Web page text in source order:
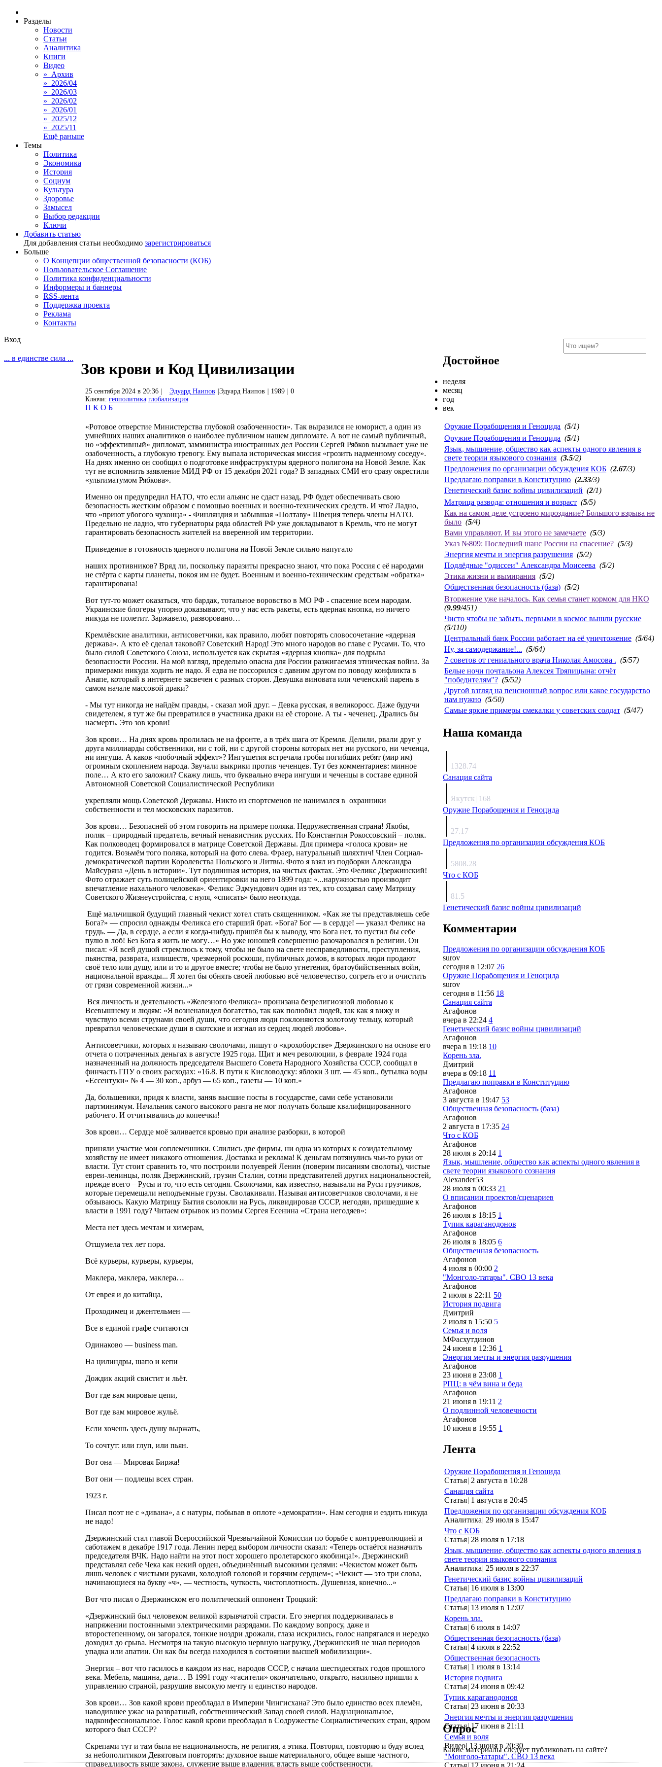
Разделы
Новости
Статьи
Аналитика
Книги
Видео
» Архив
» 2026/04
» 2026/03
» 2026/02
» 2026/01
» 2025/12
» 2025/11
Ещё раньше
Темы
Политика
Экономика
История
Социум
Культура
Здоровье
Замысел
Выбор редакции
Ключи
Добавить статью
Для добавления статьи необходимо зарегистрироваться
Больше
О Концепции общественной безопасности (КОБ)
Пользовательское Соглашение
Политика конфиденциальности
Информеры и баннеры
RSS-лента
Поддержка проекта
Реклама
Контакты
Вход
... в единстве сила ...
Зов крови и Код Цивилизации
25 сентября 2024 в 20:36 Эдуард Наипов Эдуард Наипов 1989
0
Ключи: геополитика глобализация
П К О Б
«Ротовое отверстие Министерства глубокой озабоченности». Так выразился не юморист, а один из
умнейших наших аналитиков о наиболее публичном нашем дипломате. А вот не самый публичный,
но «эффективный» дипломат, замминистра иностранных дел России Сергей Рябков вызывает уже не
озабоченность, а глубокую тревогу. Ему выпала историческая миссия «грозить надменному соседу».
На днях именно он сообщил о подготовке инфраструктуры ядерного полигона на Новой Земле. Как
тут не вспомнить заявление МИД РФ от 15 декабря 2021 года? В западных СМИ его сразу окрестили
«ультиматумом Рябкова».
Именно он предупредил НАТО, что если альянс не сдаст назад, РФ будет обеспечивать свою
безопасность жестким образом с помощью военных и военно-технических средств. И что? Ладно,
что «приют убогого чухонца» - Финляндия и забывшая «Полтаву» Швеция теперь члены НАТО.
Предельно не ладно, что губернаторы ряда областей РФ уже докладывают в Кремль, что не могут
гарантировать безопасность жителей на вверенной им территории.
Приведение в готовность ядерного полигона на Новой Земле сильно напугало
наших противников? Вряд ли, поскольку паразиты прекрасно знают, что пока Россия с её народами
не стёрта с карты планеты, покоя им не будет. Военным и военно-техническим средствам «обратка»
гарантирована!
Вот тут-то может оказаться, что бардак, тотальное воровство в МО РФ - спасение всем народам.
Украинские блогеры упорно доказывают, что у нас есть ракеты, есть ядерная кнопка, но ничего
никуда не полетит. Заржавело, разворовано…
Кремлёвские аналитики, антисоветчики, как правило, любят повторять словосочетание «ядерная
держава». А кто её сделал таковой? Советский Народ! Это много народов во главе с Русами. То, что
было силой Советского Союза, используется как скрытая «ядерная кнопка» для подрыва
безопасности России. На мой взгляд, предельно опасна для России разжигаемая этническая война. За
примерами никуда ходить не надо. Я едва не поссорился с давним другом по поводу конфликта в
Анапе, который в интернете засвечен с разных сторон. Девушка виновата или чеченский парень в
самом начале массовой драки?
- Мы тут никогда не найдём правды, - сказал мой друг. – Девка русская, я великоросс. Даже будучи
свидетелем, я тут же бы превратился в участника драки на её стороне. А ты - чеченец. Дрались бы
насмерть. Это зов крови!
Зов крови… На днях кровь пролилась не на фронте, а в трёх шага от Кремля. Делили, рвали друг у
друга миллиарды собственники, ни с той, ни с другой стороны которых нет ни русского, ни чеченца,
ни ингуша. А каков «побочный эффект»? Ингушетия встречала гробы погибших ребят (мир им)
огромным скоплением народа. Звучали выкрики против чеченцев. Тут без комментариев: минное
поле… А кто его заложил? Скажу лишь, что буквально вчера ингуши и чеченцы в составе единой
Автономной Советской Социалистической Республики
укрепляли мощь Советской Державы. Никто из спортсменов не нанимался в охранники
собственности и тел московских паразитов.
Зов крови… Безопасней об этом говорить на примере поляка. Недружественная страна! Якобы,
поляк – природный предатель, вечный ненавистник русских. Но Константин Рокоссовский – поляк.
Как полководец формировался в матрице Советской Державы. Для примера «голоса крови» не
годится. Возьмём того поляка, который на фото слева. Фраер, натуральный шляхтич! Член Социал-
демократической партии Королевства Польского и Литвы. Фото я взял из подборки Александра
Майсуряна «День в истории». Тут подлинная история, на чистых фактах. Это Феликс Дзержинский!
Фото отражает суть полицейской ориентировки на него 1899 года: «...наружностью производит
впечатление нахального человека». Феликс Эдмундович один из тех, кто создавал саму Матрицу
Советского Жизнеустройства, с нуля, «списать» было неоткуда.
Ещё мальчишкой будущий главный чекист хотел стать священником. «Как же ты представляешь себе
Бога?» — спросил однажды Феликса его старший брат. «Бога? Бог — в сердце! — указал Феликс на
грудь. — Да, в сердце, а если я когда-нибудь пришёл бы к выводу, что Бога нет, то пустил бы себе
пулю в лоб! Без Бога я жить не могу…» Но уже юношей совершенно разочаровался в религии. Он
писал: «Я всей душой стремлюсь к тому, чтобы не было на свете несправедливости, преступления,
пьянства, разврата, излишеств, чрезмерной роскоши, публичных домов, в которых люди продают
своё тело или душу, или и то и другое вместе; чтобы не было угнетения, братоубийственных войн,
национальной вражды... Я хотел бы обнять своей любовью всё человечество, согреть его и очистить
от грязи современной жизни...»
Вся личность и деятельность «Железного Феликса» пронизана безрелигиозной любовью к
Всевышнему и людям: «Я возненавидел богатство, так как полюбил людей, так как я вижу и
чувствую всеми струнами своей души, что сегодня люди поклоняются золотому тельцу, который
превратил человеческие души в скотские и изгнал из сердец людей любовь».
Антисоветчики, которых я называю сволочами, пишут о «крохоборстве» Дзержинского на основе его
отчета о потраченных деньгах в августе 1925 года. Щит и меч революции, в феврале 1924 года
назначенный на должность председателя Высшего Совета Народного Хозяйства СССР, сообщал в
финчасть ГПУ о своих расходах: «16.8. В пути к Кисловодску: яблоки 3 шт. — 45 коп., бутылка воды
«Ессентуки» № 4 — 30 коп., арбуз — 65 коп., газеты — 10 коп.»
Да, большевики, придя к власти, заняв высшие посты в государстве, сами себе установили
партминимум. Начальник самого высокого ранга не мог получать больше квалифицированного
рабочего. И отчитывались до копеечки!
Зов крови… Сердце моё заливается кровью при анализе разборки, в которой
приняли участие мои соплеменники. Слились две фирмы, ни одна из которых к созидательному
хозяйству не имеет никакого отношения. Доставка и реклама! К деньгам потянулись чьи-то руки от
власти. Тут стоит сравнить то, что построили полуеврей Ленин (поверим писаниям сволоты), чистые
евреи-ленинцы, поляк Дзержинский, грузин Сталин, сотни представителей других национальностей,
прежде всего – Русы и то, что есть сегодня. Сволочами, как известно, называли на Руси грузчиков,
которые перемещали неподъемные грузы. Сволакивали. Называя антисоветчиков сволочами, я не
обзываюсь. Какую Матрицу Бытия сволокли на Русь, ликвидировав СССР, негодяи, пришедшие к
власти в 1991 году? Читаем отрывок из поэмы Сергея Есенина «Страна негодяев»:
Места нет здесь мечтам и химерам,
Отшумела тех лет пора.
Всё курьеры, курьеры, курьеры,
Маклера, маклера, маклера…
От еврея и до китайца,
Проходимец и джентельмен —
Все в единой графе считаются
Одинаково — business man.
На цилиндры, шапо и кепи
Дождик акций свистит и льёт.
Вот где вам мировые цепи,
Вот где вам мировое жульё.
Если хочешь здесь душу выржать,
То сочтут: или глуп, или пьян.
Вот она — Мировая Биржа!
Вот они — подлецы всех стран.
1923 г.
Писал поэт не с «дивана», а с натуры, побывав в оплоте «демократии». Нам сегодня и ездить никуда
не надо!
Дзержинский стал главой Всероссийской Чрезвычайной Комиссии по борьбе с контрреволюцией и
саботажем в декабре 1917 года. Ленин перед выбором личности сказал: «Теперь остаётся назначить
председателя ВЧК. Надо найти на этот пост хорошего пролетарского якобинца!». Дзержинский
представлял себе Чека как некий орден, объединённый высокими целями: «Чекистом может быть
лишь человек с чистыми руками, холодной головой и горячим сердцем»; «Чекист — это три слова,
начинающиеся на букву «ч», — честность, чуткость, чистоплотность. Душевная, конечно...»
Вот что писал о Дзержинском его политический оппонент Троцкий:
«Дзержинский был человеком великой взрывчатой страсти. Его энергия поддерживалась в
напряжении постоянными электрическими разрядами. По каждому вопросу, даже и
второстепенному, он загорался, тонкие ноздри дрожали, глаза искрились, голос напрягался и нередко
доходил до срыва. Несмотря на такую высокую нервную нагрузку, Дзержинский не знал периодов
упадка или апатии. Он как бы всегда находился в состоянии высшей мобилизации».
Энергия – вот что гасилось в каждом из нас, народов СССР, с начала шестидесятых годов прошлого
века. Мебель, машина, дача… В 1991 году «гасители» окончательно, открыто, насильно пришли к
управлению страной, разрушив высокую мечту и единство народов.
Зов крови… Зов какой крови преобладал в Империи Чингисхана? Это было единство всех племён,
наводившее ужас на развратный, собственнический Запад своей силой. Наднациональное,
надконфессиональное. Голос какой крови преобладал в Содружестве Социалистических стран, ядром
которого был СССР?
Скрепами тут и там была не национальность, не религия, а этика. Повторял, повторяю и буду вслед
за небополитиком Девятовым повторять: духовное выше материального, общее выше частного,
справедливость выше закона, служение выше владения, власть выше собственности.
Достойное
неделя
месяц
год
век
Оружие Порабощения и Геноцида (5/1)
Оружие Порабощения и Геноцида (5/1)
Язык, мышление, общество как аспекты одного явления в
свете теории языкового сознания (3.5/2)
Предложения по организации обсуждения КОБ (2.67/3)
Предлагаю поправки в Конституцию (2.33/3)
Генетический базис войны цивилизаций (2/1)
Матрица развода: отношения и возраст (5/5)
Как на самом деле устроено мироздание? Большого взрыва не
было (5/4)
Вами управляют. И вы этого не замечаете (5/3)
Указ №809: Последний шанс России на спасение? (5/3)
Энергия мечты и энергия разрушения (5/2)
Подлёдные "одиссеи" Александра Моисеева (5/2)
Этика жизни и вымирания (5/2)
Общественная безопасность (база) (5/2)
Вторжение уже началось. Как семья станет кормом для НКО
(9.99/451)
Чисто чтобы не забыть, первыми в космос вышли русские
(5/110)
Центральный банк России работает на её уничтожение (5/64)
Ну, за самодержание!... (5/64)
7 советов от гениального врача Николая Амосова . (5/57)
Белые ночи почтальона Алексея Тряпицына: отчёт
"победителям"? (5/52)
Другой взгляд на пенсионный вопрос или какое государство
нам нужно (5/50)
Самые яркие примеры смекалки у советских солдат (5/47)
Наша команда
1328.74
Санация сайта
Якутск| 168
Оружие Порабощения и Геноцида
27.17
Предложения по организации обсуждения КОБ
5808.28
Что с КОБ
81.5
Генетический базис войны цивилизаций
Комментарии
Предложения по организации обсуждения КОБ
surov
сегодня в 12:07 26
Оружие Порабощения и Геноцида
surov
сегодня в 11:56 18
Санация сайта
Агафонов
вчера в 22:24 4
Генетический базис войны цивилизаций
Агафонов
вчера в 19:18 10
Корень зла.
Дмитрий
вчера в 09:18 11
Предлагаю поправки в Конституцию
Агафонов
3 августа в 19:47 53
Общественная безопасность (база)
Агафонов
2 августа в 17:35 24
Что с КОБ
Агафонов
28 июля в 20:14 1
Язык, мышление, общество как аспекты одного явления в
свете теории языкового сознания
Alexander53
28 июля в 00:33 21
О вписании проектов/сценариев
Агафонов
26 июля в 18:15 1
Тупик караганодонов
Агафонов
26 июля в 18:05 6
Общественная безопасность
Агафонов
4 июля в 00:00 2
"Монголо-татары". СВО 13 века
Агафонов
2 июля в 22:11 50
История подвига
Дмитрий
2 июля в 15:50 5
Семья и воля
МФасхутдинов
24 июня в 12:36 1
Энергия мечты и энергия разрушения
Агафонов
23 июня в 23:08 1
РПЦ: в чём вина и беда
Агафонов
21 июня в 19:11 2
О подлинной человечности
Агафонов
10 июня в 19:55 1
Лента
Оружие Порабощения и Геноцида
Статья| 2 августа в 10:28
Санация сайта
Статья| 1 августа в 20:45
Предложения по организации обсуждения КОБ
Аналитика| 29 июля в 15:47
Что с КОБ
Статья| 28 июля в 17:18
Язык, мышление, общество как аспекты одного явления в
свете теории языкового сознания
Аналитика| 25 июля в 22:37
Генетический базис войны цивилизаций
Статья| 16 июля в 13:00
Предлагаю поправки в Конституцию
Статья| 13 июля в 12:07
Корень зла.
Статья| 6 июля в 14:07
Общественная безопасность (база)
Статья| 4 июля в 22:52
Общественная безопасность
Статья| 1 июля в 13:14
История подвига
Статья| 24 июня в 09:42
Тупик караганодонов
Статья| 23 июня в 20:33
Энергия мечты и энергия разрушения
Статья| 17 июня в 21:11
Семья и воля
Видео| 13 июня в 20:30
"Монголо-татары". СВО 13 века
Опрос
Какие материалы следует публиковать на сайте?